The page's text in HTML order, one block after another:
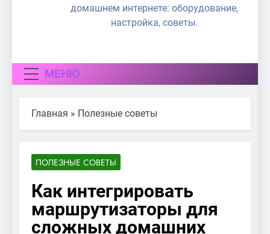
домашнем интернете: оборудование,
настройка, советы.
МЕНЮ
Главная » Полезные советы
ПОЛЕЗНЫЕ СОВЕТЫ
Как интегрировать
маршрутизаторы для
сложных домашних